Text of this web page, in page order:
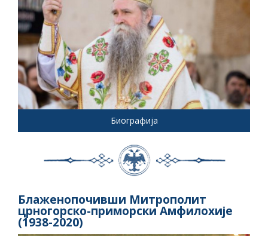
Биографија
Блаженопочивши Митрополит
црногорско-приморски Амфилохије
(1938-2020)